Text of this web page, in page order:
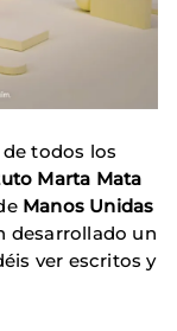
todos los
Marta Mata
Manos Unidas
desarrollado un
ver escritos y